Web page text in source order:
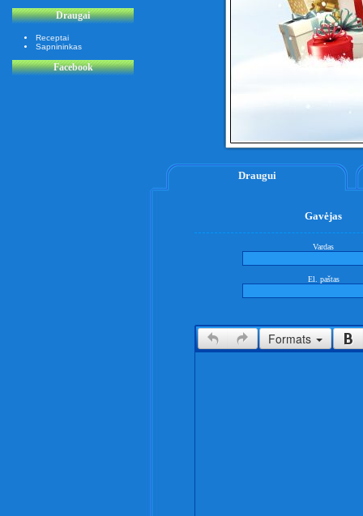
Draugai
Receptai
Sapnininkas
Facebook
Draugui
Gavėjas
Vardas
El. paštas
Formats